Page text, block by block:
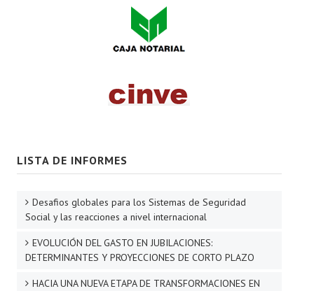
LISTA DE INFORMES
Desafios globales para los Sistemas de Seguridad
Social y las reacciones a nivel internacional
EVOLUCIÓN DEL GASTO EN JUBILACIONES:
DETERMINANTES Y PROYECCIONES DE CORTO PLAZO
HACIA UNA NUEVA ETAPA DE TRANSFORMACIONES EN